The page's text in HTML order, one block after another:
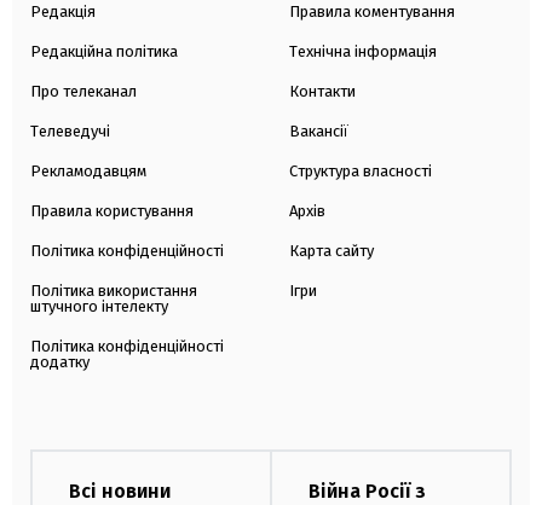
Редакція
Редакційна політика
Про телеканал
Телеведучі
Рекламодавцям
Правила користування
Політика конфіденційності
Політика використання
штучного інтелекту
Політика конфіденційності
додатку
Правила коментування
Технічна інформація
Контакти
Вакансії
Структура власності
Архів
Карта сайту
Ігри
Всі новини
Війна Росії з